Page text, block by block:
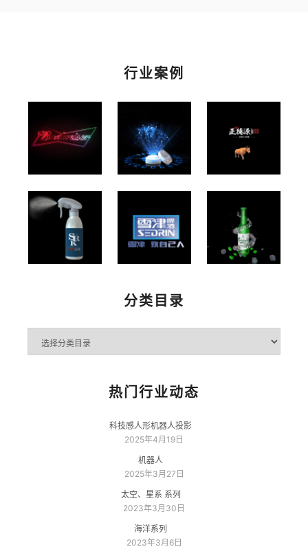
行业案例
分类目录
热门行业动态
科技感人形机器人投影
2025年4月19日
机器人
2025年3月27日
太空、星系 系列
2023年3月30日
海洋系列
2023年3月6日